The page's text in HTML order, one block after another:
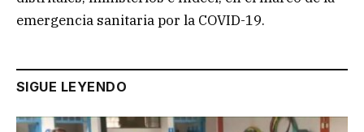
emergencia sanitaria por la COVID-19.
SIGUE LEYENDO